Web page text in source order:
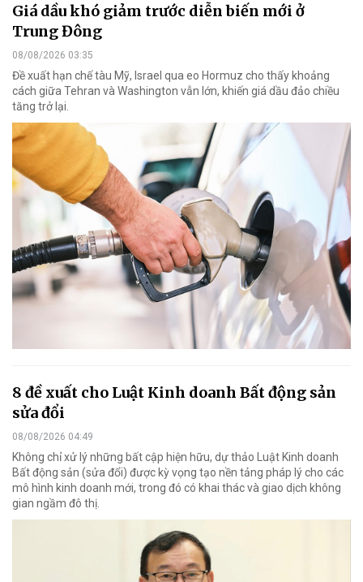
Giá dầu khó giảm trước diễn biến mới ở
Trung Đông
08/08/2026 03:35
Đề xuất hạn chế tàu Mỹ, Israel qua eo Hormuz cho thấy khoảng
cách giữa Tehran và Washington vẫn lớn, khiến giá dầu đảo chiều
tăng trở lại.
8 đề xuất cho Luật Kinh doanh Bất động sản
sửa đổi
08/08/2026 04:49
Không chỉ xử lý những bất cập hiện hữu, dự thảo Luật Kinh doanh
Bất động sản (sửa đổi) được kỳ vọng tạo nền tảng pháp lý cho các
mô hình kinh doanh mới, trong đó có khai thác và giao dịch không
gian ngầm đô thị.